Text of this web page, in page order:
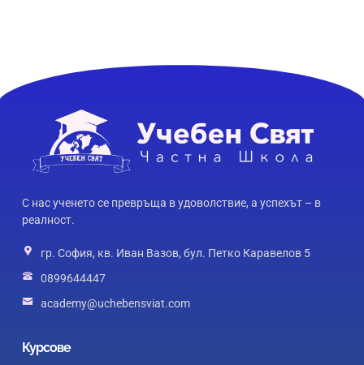
С нас ученето се превръща в удоволствие, а успехът – в
реалност.
гр. София, кв. Иван Вазов, бул. Петко Каравелов 5
0899644447
academy@uchebensviat.com
Курсове